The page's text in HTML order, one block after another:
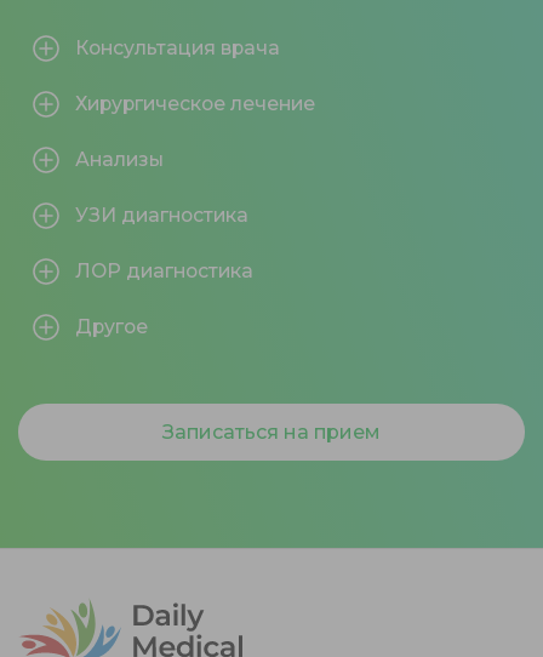
Консультация врача
Хирургическое лечение
Анализы
УЗИ диагностика
ЛОР диагностика
Другое
Записаться на прием